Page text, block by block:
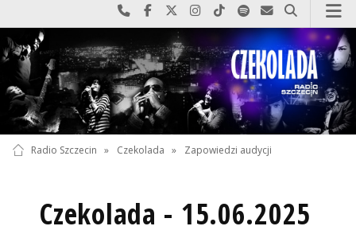
Najlepiej po prostu do nas zadzwoń
Odwiedź nas na Facebook-u
Odwiedź nas na X
Odwiedź nas na Instagram-ie
Odwiedź nas na TikTok-u
Szukaj nas na Spotify
Wyślij do nas
Szukaj
Radio Szczecin » Czekolada » Zapowiedzi audycji
Czekolada - 15.06.2025